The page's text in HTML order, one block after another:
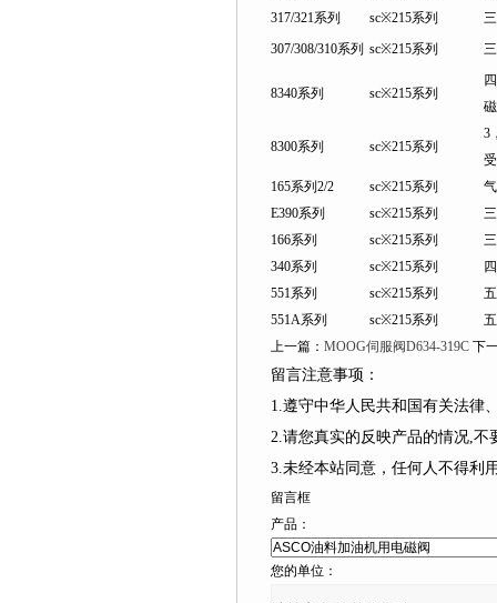
317/321系列
sc※215系列
307/308/310系列 sc※215系列
8340系列 sc※215系列
8300系列 sc※215系列
165系列2/2
sc※215系列
E390系列
sc※215系列
166系列
sc※215系列
340系列
sc※215系列
551系列
sc※215系列
551A系列
sc※215系列
上一篇： MOOG伺服阀D634-319C 下一
留言注意事项：
1.遵守中华人民共和国有关法律
2.请您真实的反映产品的情况,不要捏
3.未经本站同意，任何人不得
留言框
产品：
您的单位：